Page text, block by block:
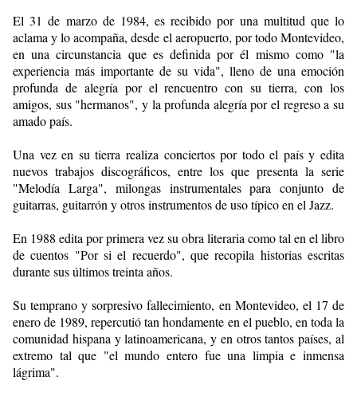
El 31 de marzo de 1984, es recibido por una multitud que lo
aclama y lo acompaña, desde el aeropuerto, por todo Montevideo,
en una circunstancia que es definida por él mismo como "la
experiencia más importante de su vida", lleno de una emoción
profunda de alegría por el rencuentro con su tierra, con los
amigos, sus "hermanos", y la profunda alegría por el regreso a su
amado país.
Una vez en su tierra realiza conciertos por todo el país y edita
nuevos trabajos discográficos, entre los que presenta la serie
"Melodía Larga", milongas instrumentales para conjunto de
guitarras, guitarrón y otros instrumentos de uso típico en el Jazz.
En 1988 edita por primera vez su obra literaria como tal en el libro
de cuentos "Por si el recuerdo", que recopila historias escritas
durante sus últimos treinta años.
Su temprano y sorpresivo fallecimiento, en Montevideo, el 17 de
enero de 1989, repercutió tan hondamente en el pueblo, en toda la
comunidad hispana y latinoamericana, y en otros tantos países, al
extremo tal que "el mundo entero fue una limpia e inmensa
lágrima".